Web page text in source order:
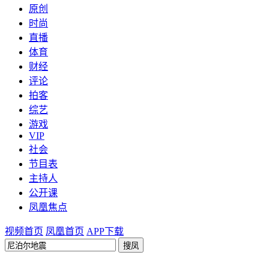
原创
时尚
直播
体育
财经
评论
拍客
综艺
游戏
VIP
社会
节目表
主持人
公开课
凤凰焦点
视频首页 凤凰首页 APP下载